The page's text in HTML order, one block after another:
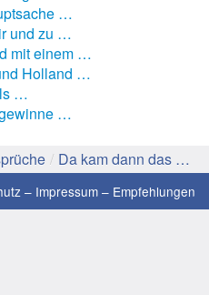
…
und zu …
mit einem …
Holland …
…
…
/ Da kam dann das …
– Impressum – Empfehlungen